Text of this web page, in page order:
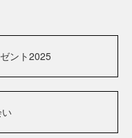
ント2025